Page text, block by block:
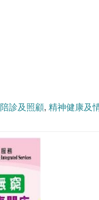
陪診及照顧 精神健康及